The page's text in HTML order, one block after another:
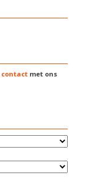
contact met ons